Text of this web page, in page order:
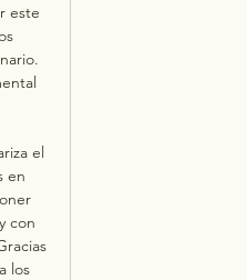
este
el
en
con
los